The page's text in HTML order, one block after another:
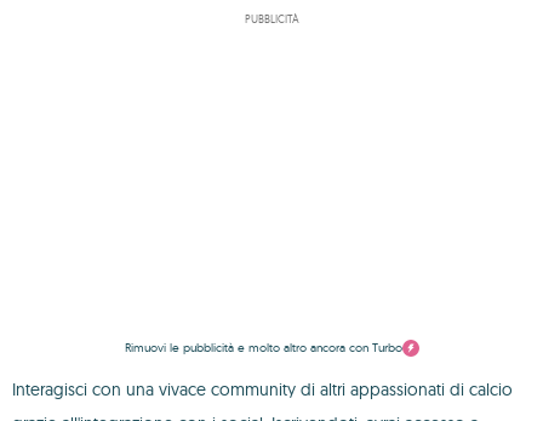
PUBBLICITÀ
Rimuovi le pubblicità e molto altro ancora con Turbo
Interagisci con una vivace community di altri appassionati di calcio